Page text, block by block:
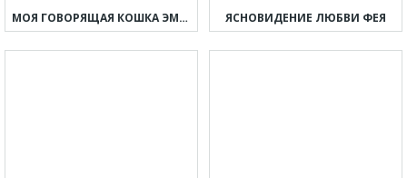
МОЯ ГОВОРЯЩАЯ КОШКА ЭММА ЯСНОВИДЕНИЕ ЛЮБВИ ФЕЯ